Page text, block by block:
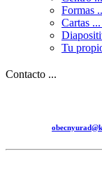
Formas
Cartas ...
Tu
Contacto ...